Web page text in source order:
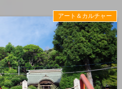
アート＆カルチャー